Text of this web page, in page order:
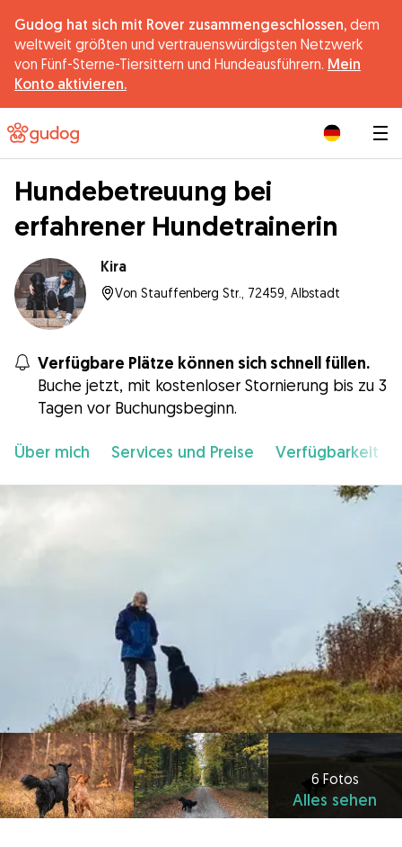
Gudog hat sich mit Rover zusammengeschlossen, dem
weltweit größten und vertrauenswürdigsten Netzwerk
von Fünf-Sterne-Tiersittern und Hundeausführern. Mein
Konto aktivieren.
Hundebetreuung bei
erfahrener Hundetrainerin
Kira
Von Stauffenberg Str., 72459, Albstadt
Verfügbare Plätze können sich schnell füllen.
Buche jetzt, mit kostenloser Stornierung bis zu 3
Tagen vor Buchungsbeginn.
Über mich Services und Preise Verfügbarkeit
6 Fotos
Alles sehen